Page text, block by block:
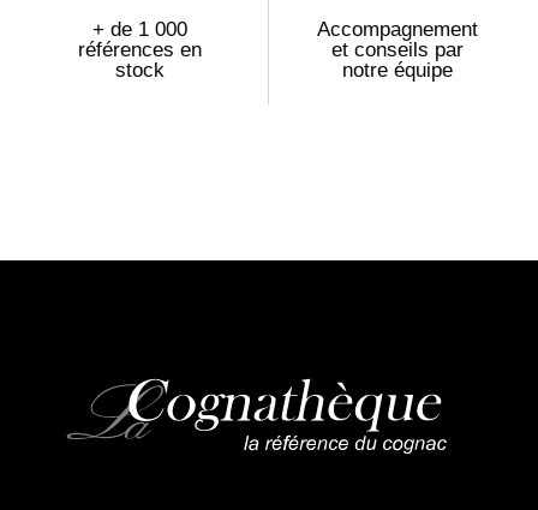
+ de 1 000
références en
stock
Accompagnement
et conseils par
notre équipe